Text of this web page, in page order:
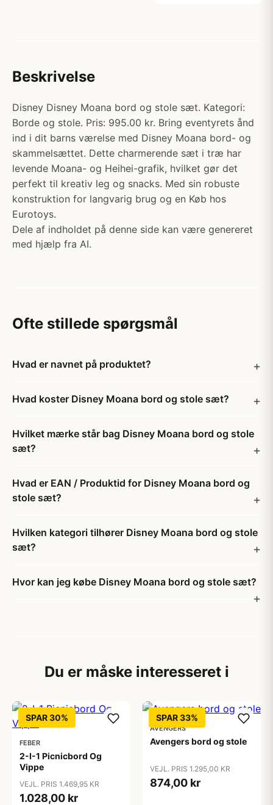
Beskrivelse
Disney Disney Moana bord og stole sæt. Kategori:
Borde og stole. Pris: 995.00 kr. Bring eventyrets ånd
ind i dit barns værelse med Disney Moana bord- og
skammelsættet. Dette charmerende sæt i træ har
levende Moana- og Heihei-grafik, hvilket gør det
perfekt til kreativ leg og snacks. Med sin robuste
konstruktion for langvarig brug og en Køb hos
Eurotoys.
Dele af indholdet på denne side kan være genereret
med hjælp fra AI.
Ofte stillede spørgsmål
Hvad er navnet på produktet?
Hvad koster Disney Moana bord og stole sæt?
Hvilket mærke står bag Disney Moana bord og stole
sæt?
Hvad er EAN / Produktid for Disney Moana bord og
stole sæt?
Hvilken kategori tilhører Disney Moana bord og stole
sæt?
Hvor kan jeg købe Disney Moana bord og stole sæt?
Du er måske interesseret i
SPAR 30%
FEBER
2-I-1 Picnicbord Og
Vippe
VEJL. PRIS 1.469,95 KR
1.028,00 kr
SPAR 33%
AVENGERS
Avengers bord og stole
VEJL. PRIS 1.295,00 KR
874,00 kr